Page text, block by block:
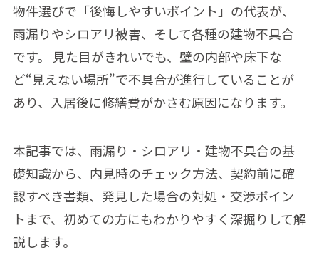
物件選びで「後悔しやすいポイント」の代表が、
雨漏りやシロアリ被害、そして各種の建物不具合
です。 見た目がきれいでも、壁の内部や床下な
ど“見えない場所”で不具合が進行していることが
あり、入居後に修繕費がかさむ原因になります。
本記事では、雨漏り・シロアリ・建物不具合の基
礎知識から、内見時のチェック方法、契約前に確
認すべき書類、発見した場合の対処・交渉ポイン
トまで、初めての方にもわかりやすく深掘りして解
説します。